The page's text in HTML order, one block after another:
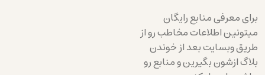
برای معرفی منابع رایگان
میتونین اطلاعات مخاطب رو از
طریق وبسایت بعد از خوندن
بلاگ ازشون بگیرین و منابع رو